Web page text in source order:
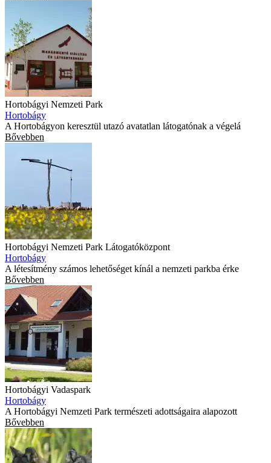
Hortobágyi Nemzeti Park
Hortobágy
A Hortobágyon keresztül utazó avatatlan látogatónak a végelá
Bővebben
Hortobágyi Nemzeti Park Látogatóközpont
Hortobágy
A létesítmény számos lehetőséget kínál a nemzeti parkba érke
Bővebben
Hortobágyi Vadaspark
Hortobágy
A Hortobágyi Nemzeti Park természeti adottságaira alapozott
Bővebben